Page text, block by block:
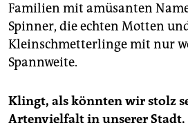
Familien mit amüsanten
Spinner, die echten Motten
Kleinschmetterlinge mit nur
Spannweite.
Klingt, als könnten wir stolz
Artenvielfalt in unserer Stadt.